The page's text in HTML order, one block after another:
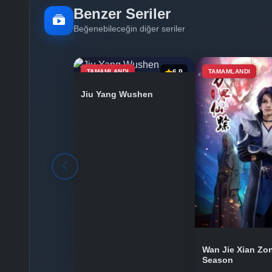
Benzer Seriler
Beğenebileceğin diğer seriler
TAMAMLANDI 6.9
Jiu Yang Wushen
TAMAMLANDI
Wan Jie Xian
Season